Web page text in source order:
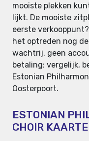
mooiste plekken
lijkt. De mooiste
eerste
het optreden nog
wachtrij, geen
betaling: vergelijk,
Estonian
Oosterpoort.
ESTONIAN
CHOIR